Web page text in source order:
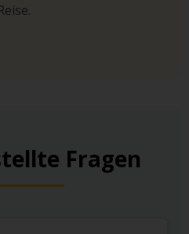
Fragen